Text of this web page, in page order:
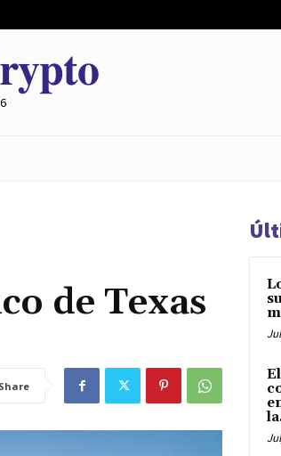
de Texas
Share